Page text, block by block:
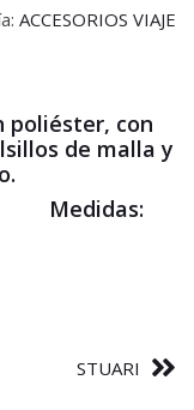
ACCESORIOS VIAJE
poliéster, con
de malla y
Medidas:
STUARI